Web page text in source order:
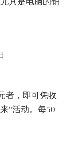
者，即可凭收
"活动。每50